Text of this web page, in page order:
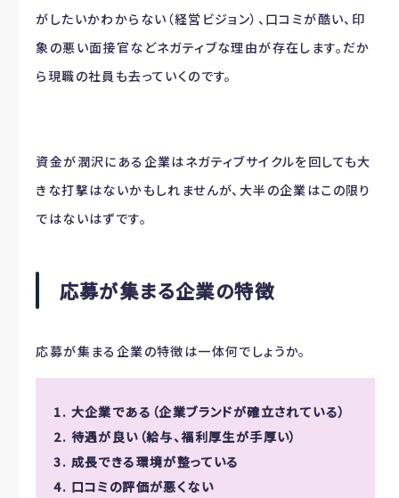
がしたいかわからない（経営ビジョン）、口コミが酷い、印
象の悪い面接官などネガティブな理由が存在します。だか
ら現職の社員も去っていくのです。
資金が潤沢にある企業はネガティブサイクルを回しても大
きな打撃はないかもしれませんが、大半の企業はこの限り
ではないはずです。
応募が集まる企業の特徴
応募が集まる企業の特徴は一体何でしょうか。
1. 大企業である（企業ブランドが確立されている）
2. 待遇が良い（給与、福利厚生が手厚い）
3. 成長できる環境が整っている
4. 口コミの評価が悪くない